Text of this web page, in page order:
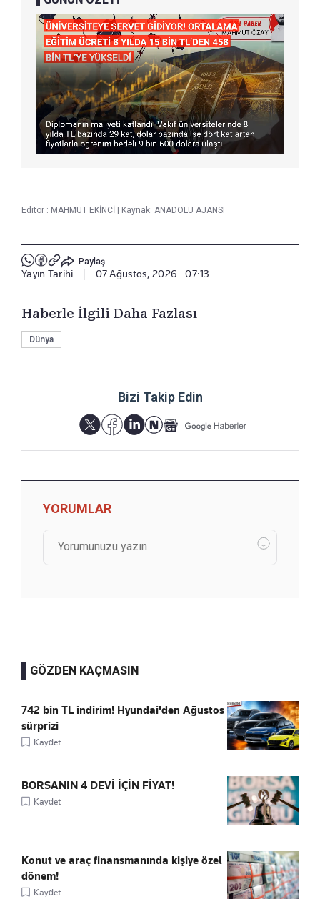
Editör : MAHMUT EKİNCİ Kaynak: ANADOLU AJANSI
Paylaş
Yayın Tarihi 07 Ağustos, 2026 - 07:13
Haberle İlgili Daha Fazlası
Dünya
Bizi Takip Edin
YORUMLAR
GÖZDEN KAÇMASIN
742 bin TL indirim! Hyundai'den Ağustos
sürprizi
Kaydet
BORSANIN 4 DEVİ İÇİN FİYAT!
Kaydet
Konut ve araç finansmanında kişiye özel
dönem!
Kaydet